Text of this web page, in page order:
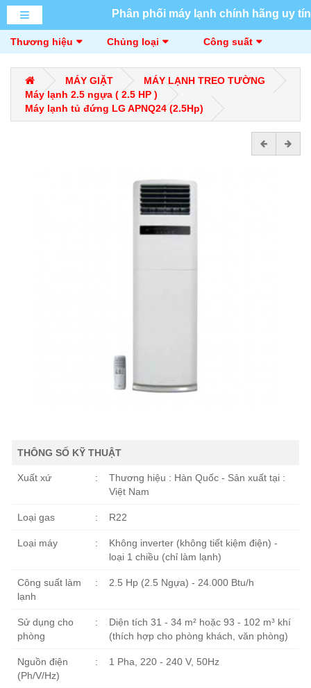
Phân phối máy lạnh chính hãng uy tín
Thương hiệu Chủng loại Công suất
MÁY GIẶT
MÁY LẠNH TREO TƯỜNG
Máy lạnh 2.5 ngựa ( 2.5 HP )
Máy lạnh tủ đứng LG APNQ24 (2.5Hp)
THÔNG SỐ KỸ THUẬT
Xuất xứ :
Thương hiệu : Hàn Quốc - Sản xuất tại :
Việt Nam
Loại gas : R22
Loại máy :
Không inverter (không tiết kiệm điện) -
loại 1 chiều (chỉ làm lạnh)
Công suất làm
lạnh
: 2.5 Hp (2.5 Ngựa) - 24.000 Btu/h
Sử dụng cho
phòng
:
Diện tích 31 - 34 m² hoặc 93 - 102 m³ khí
(thích hợp cho phòng khách, văn phòng)
Nguồn điện
(Ph/V/Hz)
: 1 Pha, 220 - 240 V, 50Hz